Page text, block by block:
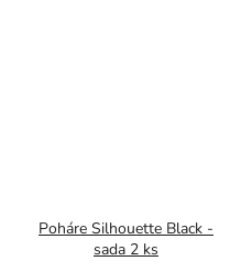
Poháre Silhouette Black -
sada 2 ks